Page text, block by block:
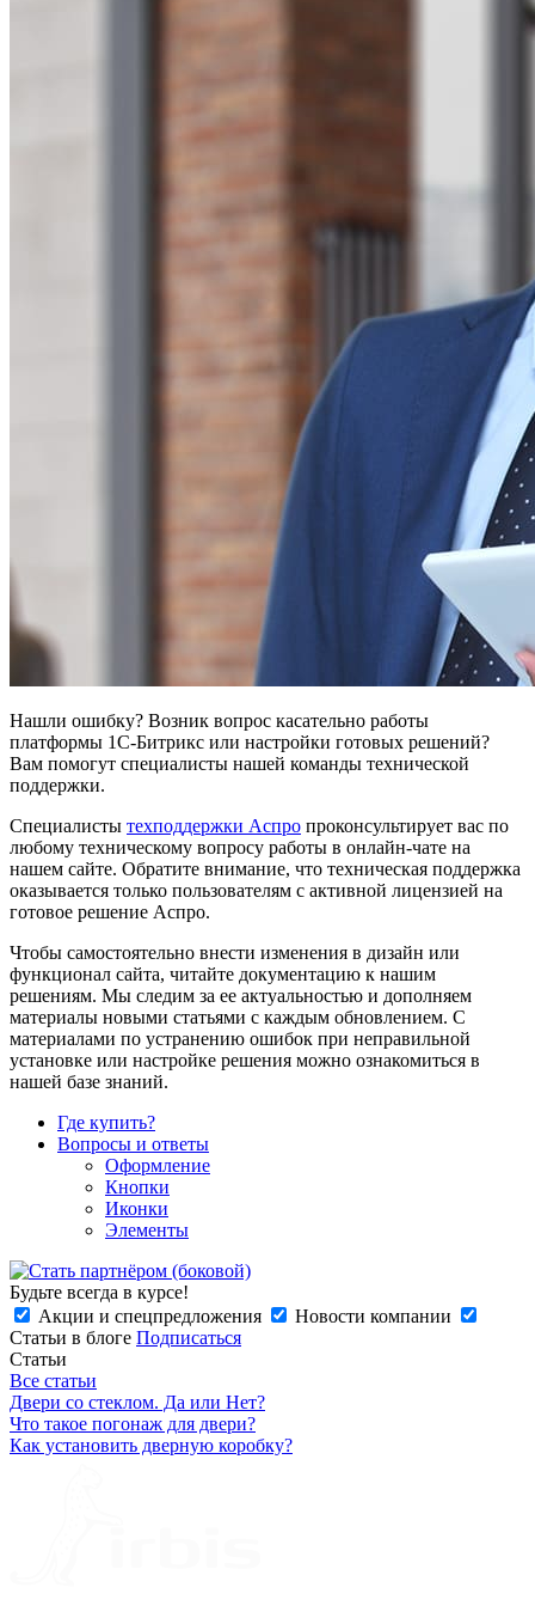
Нашли ошибку? Возник вопрос касательно работы
платформы 1С-Битрикс или настройки готовых решений?
Вам помогут специалисты нашей команды технической
поддержки.
Специалисты техподдержки Аспро проконсультирует вас по
любому техническому вопросу работы в онлайн-чате на
нашем сайте. Обратите внимание, что техническая поддержка
оказывается только пользователям с активной лицензией на
готовое решение Аспро.
Чтобы самостоятельно внести изменения в дизайн или
функционал сайта, читайте документацию к нашим
решениям. Мы следим за ее актуальностью и дополняем
материалы новыми статьями с каждым обновлением. С
материалами по устранению ошибок при неправильной
установке или настройке решения можно ознакомиться в
нашей базе знаний.
Где купить?
Вопросы и ответы
Оформление
Кнопки
Иконки
Элементы
Будьте всегда в курсе!
Акции и спецпредложения
Новости компании
Статьи в блоге Подписаться
Статьи
Все статьи
Двери со стеклом. Да или Нет?
Что такое погонаж для двери?
Как установить дверную коробку?